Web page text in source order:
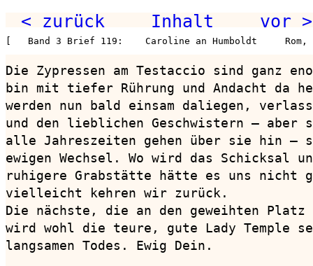
< zurück Inhalt vor >
[   Band 3 Brief 119:    Caroline an Humboldt
Die Zypressen am Testaccio sind ganz
bin mit tiefer Rührung und Andacht da
werden nun bald einsam daliegen,
und den lieblichen Geschwistern — aber
alle Jahreszeiten gehen über sie hin —
ewigen Wechsel. Wo wird das Schicksal
ruhigere Grabstätte hätte es uns nicht
vielleicht kehren wir zurück.
Die nächste, die an den geweihten Platz
wird wohl die teure, gute Lady Temple
langsamen Todes. Ewig Dein.